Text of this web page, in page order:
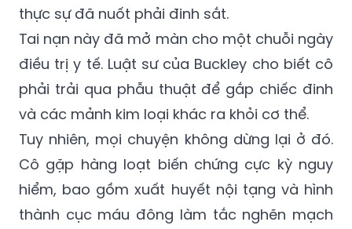
thực sự đã nuốt phải đinh sắt.
Tai nạn này đã mở màn cho một chuỗi ngày
điều trị y tế. Luật sư của Buckley cho biết cô
phải trải qua phẫu thuật để gắp chiếc đinh
và các mảnh kim loại khác ra khỏi cơ thể.
Tuy nhiên, mọi chuyện không dừng lại ở đó.
Cô gặp hàng loạt biến chứng cực kỳ nguy
hiểm, bao gồm xuất huyết nội tạng và hình
thành cục máu đông làm tắc nghẽn mạch